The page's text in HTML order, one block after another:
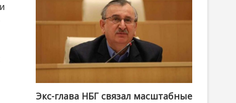
Экс-глава НБГ связал масштабные